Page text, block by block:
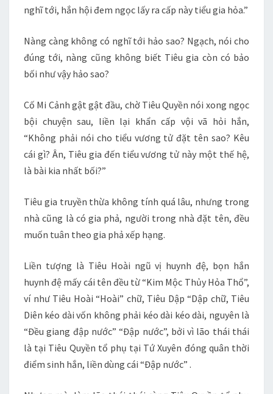
nghĩ tới, hắn hội đem ngọc lấy ra cấp này tiểu gia hỏa.”
Nàng càng không có nghĩ tới hảo sao? Ngạch, nói cho
đúng tới, nàng cũng không biết Tiêu gia còn có bảo
bối như vậy hảo sao?
Cố Mi Cảnh gật gật đầu, chờ Tiêu Quyền nói xong ngọc
bội chuyện sau, liền lại khẩn cấp vội vã hỏi hắn,
“Không phải nói cho tiểu vương tử đặt tên sao? Kêu
cái gì? Ân, Tiêu gia đến tiểu vương tử này một thế hệ,
là bài kia nhất bối?”
Tiêu gia truyền thừa không tính quá lâu, nhưng trong
nhà cũng là có gia phả, người trong nhà đặt tên, đều
muốn tuân theo gia phả xếp hạng.
Liền tượng là Tiêu Hoài ngũ vị huynh đệ, bọn hắn
huynh đệ mấy cái tên đều từ “Kim Mộc Thủy Hỏa Thổ”,
ví như Tiêu Hoài “Hoài” chữ, Tiêu Dập “Dập chữ, Tiêu
Diên kéo dài vốn không phải kéo dài kéo dài, nguyên là
“Đều giang đập nước” “Đập nước”, bởi vì lão thái thái
là tại Tiêu Quyền tổ phụ tại Tứ Xuyên đóng quân thời
điểm sinh hắn, liền dùng cái “Đập nước” .